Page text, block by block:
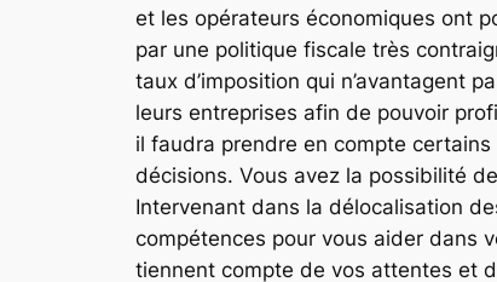
et les opérateurs économiques ont
par une politique fiscale très
taux d’imposition qui n’avantagent
leurs entreprises afin de pouvoir
il faudra prendre en compte
décisions. Vous avez la possibilité
Intervenant dans la délocalisation
compétences pour vous aider dans
tiennent compte de vos attentes et